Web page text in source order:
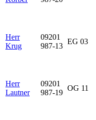
Herr
Krug
09201
987-13
EG 03
Herr
Lautner
09201
987-19
OG 11